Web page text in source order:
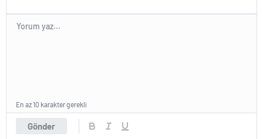
Gönder
En az 10 karakter gerekli